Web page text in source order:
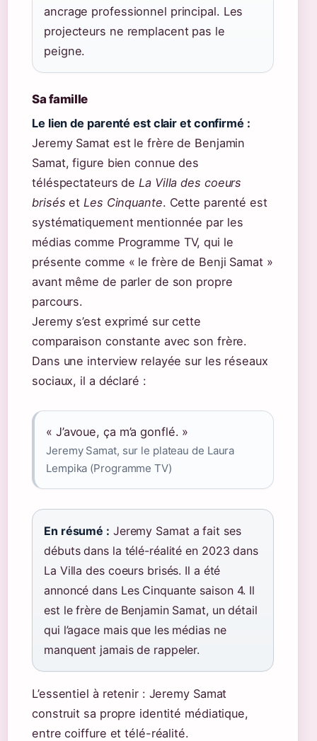
ancrage professionnel principal. Les
projecteurs ne remplacent pas le
peigne.
Sa famille
Le lien de parenté est clair et confirmé :
Jeremy Samat est le frère de Benjamin
Samat, figure bien connue des
téléspectateurs deLa Villa des coeurs
brisés etLes Cinquante. Cette parenté est
systématiquement mentionnée par les
médias comme Programme TV, qui le
présente comme « le frère de Benji Samat »
avant même de parler de son propre
parcours.
Jeremy s’est exprimé sur cette
comparaison constante avec son frère.
Dans une interview relayée sur les réseaux
sociaux, il a déclaré :
« J’avoue, ça m’a gonflé. »
Jeremy Samat, sur le plateau de Laura
Lempika (Programme TV)
En résumé : Jeremy Samat a fait ses
débuts dans la télé-réalité en 2023 dans
La Villa des coeurs brisés. Il a été
annoncé dans Les Cinquante saison 4. Il
est le frère de Benjamin Samat, un détail
qui l’agace mais que les médias ne
manquent jamais de rappeler.
L’essentiel à retenir : Jeremy Samat
construit sa propre identité médiatique,
entre coiffure et télé-réalité.